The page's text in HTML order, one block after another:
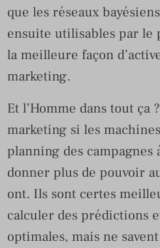
que les réseaux
ensuite utilisables par
la meilleure façon
marketing.
Et l’Homme dans tout ça
marketing si les
planning des
donner plus de pouvoir
ont. Ils sont certes
calculer des prédictions
optimales, mais ne